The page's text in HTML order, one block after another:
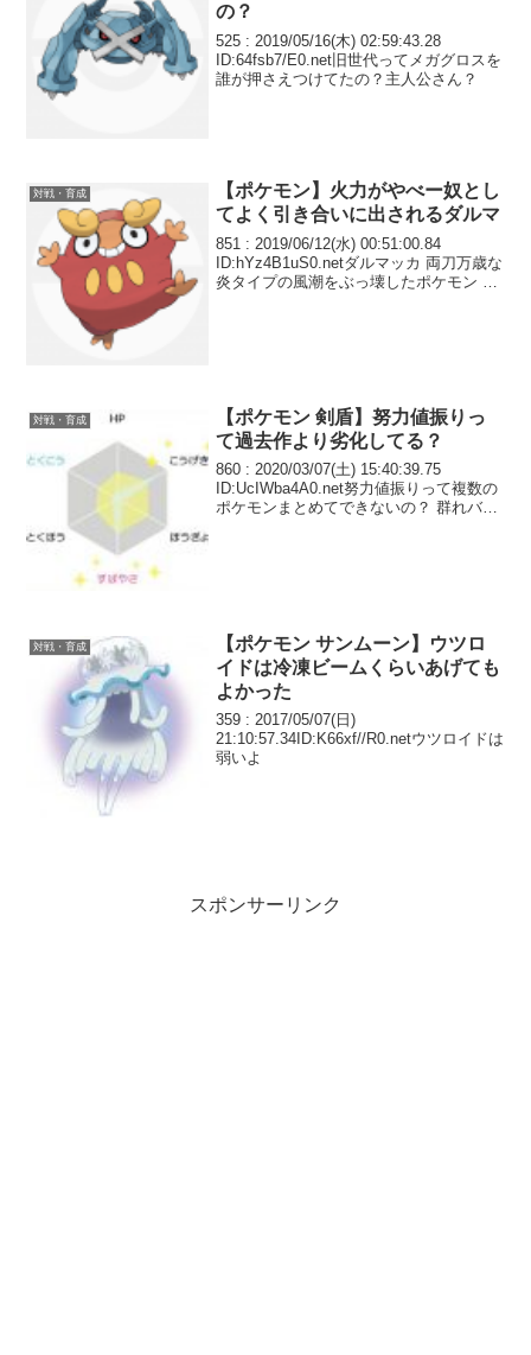
の？
525 : 2019/05/16(木) 02:59:43.28
ID:64fsb7/E0.net旧世代ってメガグロスを
誰が押さえつけてたの？主人公さん？
対戦・育成
【ポケモン】火力がやべー奴とし
てよく引き合いに出されるダルマ
851 : 2019/06/12(水) 00:51:00.84
ID:hYz4B1uS0.netダルマッカ 両刀万歳な
炎タイプの風潮をぶっ壊したポケモン 特
対戦・育成
【ポケモン 剣盾】努力値振りっ
て過去作より劣化してる？
860 : 2020/03/07(土) 15:40:39.75
ID:UcIWba4A0.net努力値振りって複数の
ポケモンまとめてできないの？ 群れバト
対戦・育成
【ポケモン サンムーン】ウツロ
イドは冷凍ビームくらいあげても
よかった
359 : 2017/05/07(日)
21:10:57.34ID:K66xf//R0.netウツロイドは
弱いよ
スポンサーリンク